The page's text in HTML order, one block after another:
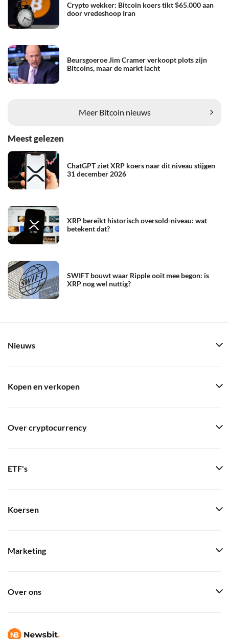
Crypto wekker: Bitcoin koers tikt $65.000 aan
door vredeshoop Iran
Beursgoeroe Jim Cramer verkoopt plots zijn
Bitcoins, maar de markt lacht
Meer Bitcoin nieuws
Meest gelezen
ChatGPT ziet XRP koers naar dit niveau stijgen
31 december 2026
XRP bereikt historisch oversold-niveau: wat
betekent dat?
SWIFT bouwt waar Ripple ooit mee begon: is
XRP nog wel nuttig?
Nieuws
Kopen en verkopen
Over cryptocurrency
ETF's
Koersen
Marketing
Over ons